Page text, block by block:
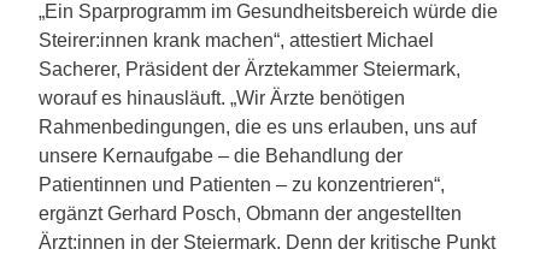
„Ein Sparprogramm im Gesundheitsbereich würde die
Steirer:innen krank machen“, attestiert Michael
Sacherer, Präsident der Ärztekammer Steiermark,
worauf es hinausläuft. „Wir Ärzte benötigen
Rahmenbedingungen, die es uns erlauben, uns auf
unsere Kernaufgabe – die Behandlung der
Patientinnen und Patienten – zu konzentrieren“,
ergänzt Gerhard Posch, Obmann der angestellten
Ärzt:innen in der Steiermark. Denn der kritische Punkt